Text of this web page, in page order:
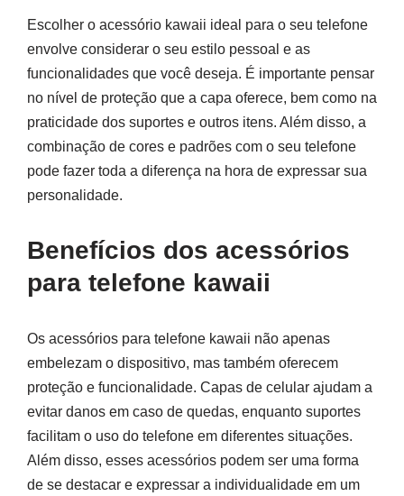
Escolher o acessório kawaii ideal para o seu telefone
envolve considerar o seu estilo pessoal e as
funcionalidades que você deseja. É importante pensar
no nível de proteção que a capa oferece, bem como na
praticidade dos suportes e outros itens. Além disso, a
combinação de cores e padrões com o seu telefone
pode fazer toda a diferença na hora de expressar sua
personalidade.
Benefícios dos acessórios
para telefone kawaii
Os acessórios para telefone kawaii não apenas
embelezam o dispositivo, mas também oferecem
proteção e funcionalidade. Capas de celular ajudam a
evitar danos em caso de quedas, enquanto suportes
facilitam o uso do telefone em diferentes situações.
Além disso, esses acessórios podem ser uma forma
de se destacar e expressar a individualidade em um